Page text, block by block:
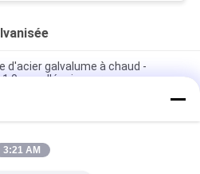
d'acier galvalume à chaud -
mm d'épaisseur
aluminium galvanisé dur de la
de G550 GL
en aluminium de Galvalume de
3:21 AM